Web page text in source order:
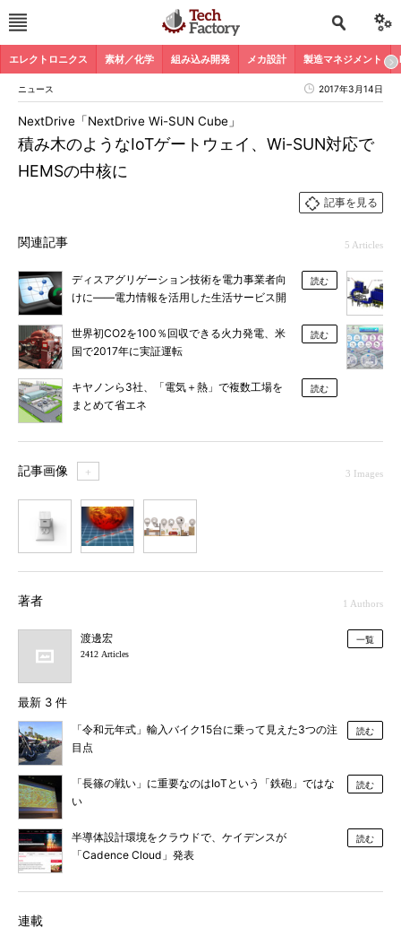
エレクトロニクス 素材／化学 組み込み開発 メカ設計 製造マネジメント
ニュース 2017年3月14日
積み木のようなIoTゲートウェイ、Wi-SUN対応で
HEMSの中核に
NextDrive「NextDrive Wi-SUN Cube」
記事を見る
関連記事 5 Articles
ディスアグリゲーション技術を電力事業者向
けに――電力情報を活用した生活サービス開
読む
世界初CO2を100％回収できる火力発電、米
国で2017年に実証運転
読む
キヤノンら3社、「電気＋熱」で複数工場を
まとめて省エネ
読む
記事画像 ＋ 3 Images
著者 1 Authors
渡邊宏
2412 Articles
一覧
最新 3 件
「令和元年式」輸入バイク15台に乗って見えた3つの注
目点
読む
「長篠の戦い」に重要なのはIoTという「鉄砲」ではな
い
読む
半導体設計環境をクラウドで、ケイデンスが
「Cadence Cloud」発表
読む
連載